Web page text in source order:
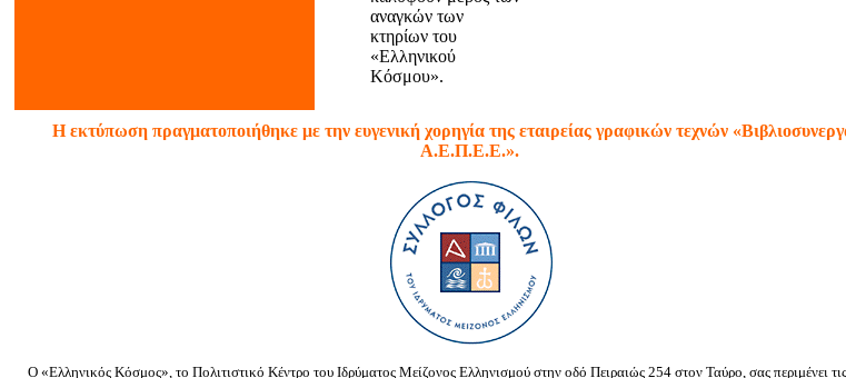
αναγκών των
κτηρίων του
«Ελληνικού
Κόσμου».
Η εκτύπωση πραγματοποιήθηκε με την ευγενική χορηγία της εταιρείας γραφικών τεχνών
Α.Ε.Π.Ε.Ε.».
O «Ελληνικός Κόσμος», το Πολιτιστικό Κέντρο του Ιδρύματος Μείζονος Ελληνισμού στην οδό Πειραιώς 254 στον Ταύρο, σας περιμένει